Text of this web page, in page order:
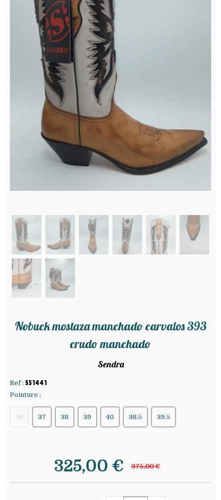
Nobuck mostaza manchado carvalos 393
crudo manchado
Sendra
Ref : 551441
Pointure :
36 37 38 39 40 38.5 39.5
325,00 € 375,00 €